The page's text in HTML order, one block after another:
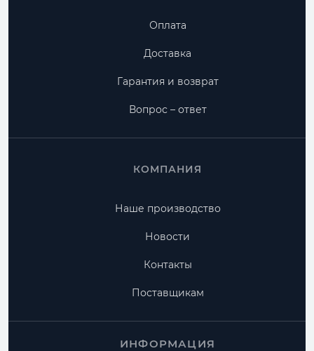
Оплата
Доставка
Гарантия и возврат
Вопрос – ответ
КОМПАНИЯ
Наше производство
Новости
Контакты
Поставщикам
ИНФОРМАЦИЯ